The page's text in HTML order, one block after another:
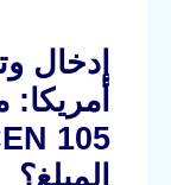
إدخال
المبلغ؟